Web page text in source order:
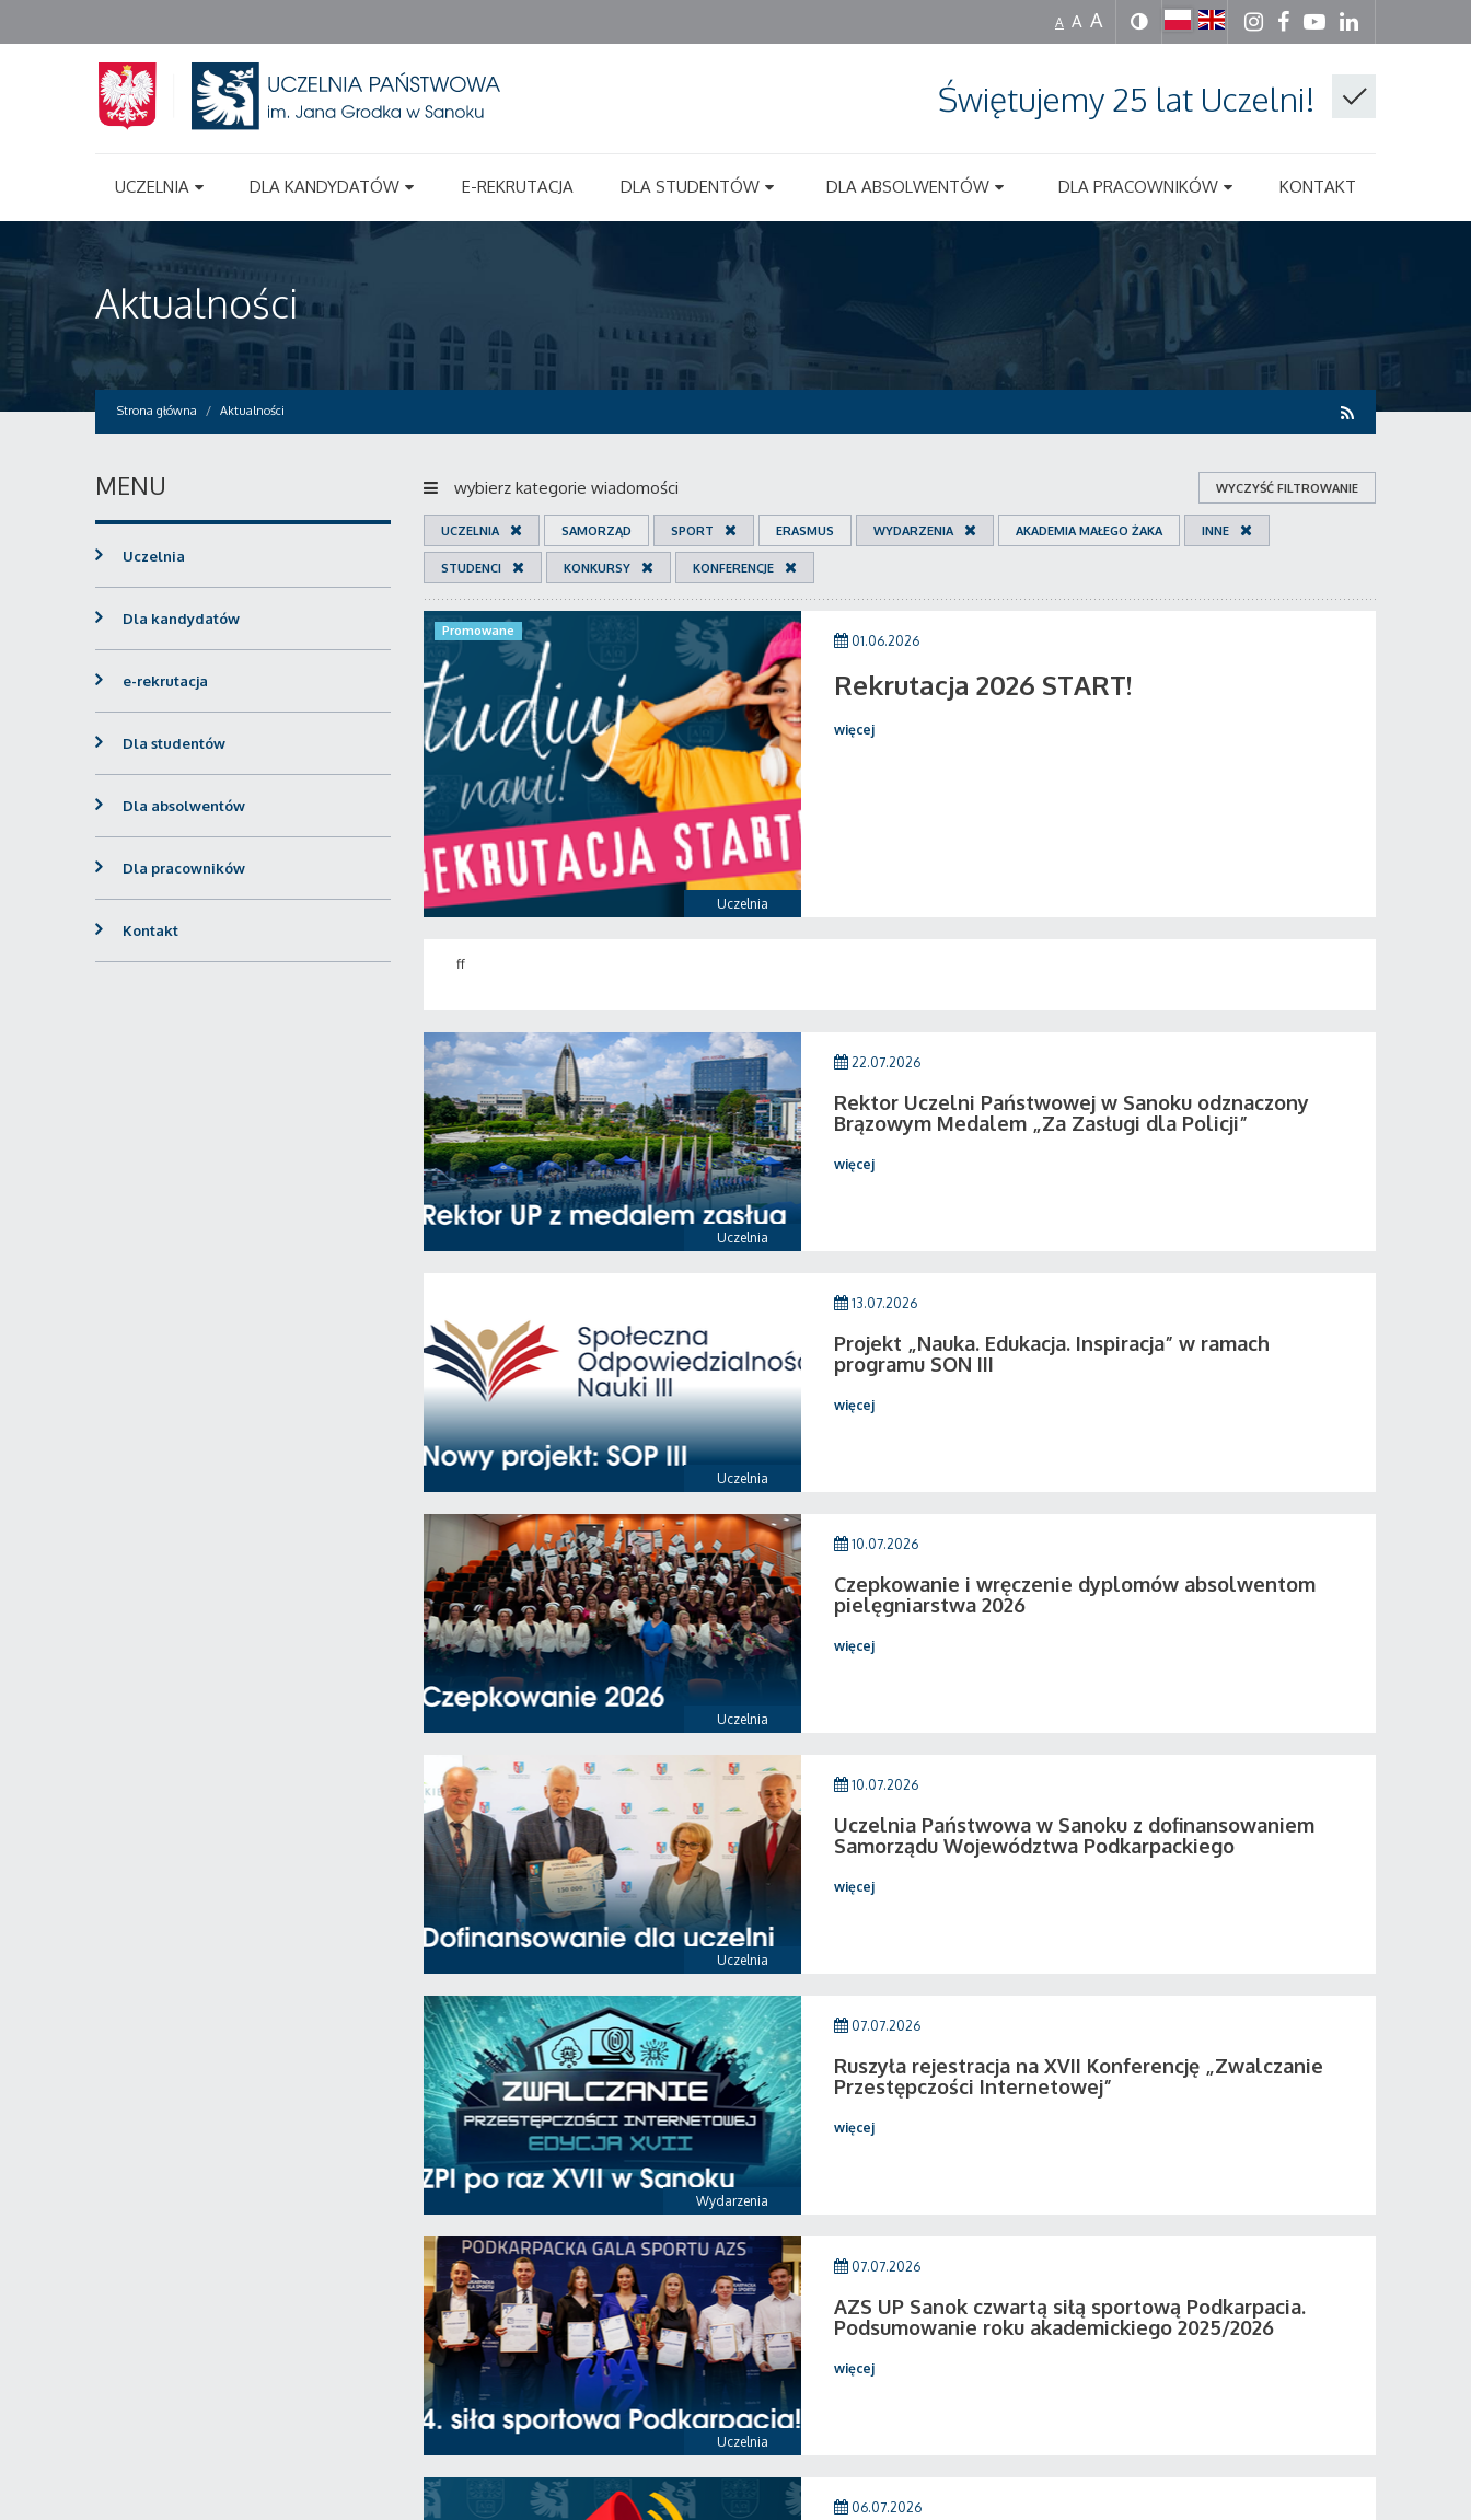
A A A
Świętujemy 25 lat Uczelni!
UCZELNIA DLA KANDYDATÓW E-REKRUTACJA DLA STUDENTÓW DLA ABSOLWENTÓW DLA PRACOWNIKÓW KONTAKT
Aktualności
Strona główna Aktualności
wybierz kategorie wiadomości WYCZYŚĆ FILTROWANIE
UCZELNIA SAMORZĄD SPORT ERASMUS WYDARZENIA AKADEMIA MAŁEGO ŻAKA INNE
STUDENCI KONKURSY KONFERENCJE
Uczelnia
Promowane
01.06.2026
Rekrutacja 2026 START!
więcej
ff
Uczelnia
22.07.2026
Rektor Uczelni Państwowej w Sanoku odznaczony
Brązowym Medalem „Za Zasługi dla Policji”
więcej
Uczelnia
13.07.2026
Projekt „Nauka. Edukacja. Inspiracja” w ramach
programu SON III
więcej
Uczelnia
10.07.2026
Czepkowanie i wręczenie dyplomów absolwentom
pielęgniarstwa 2026
więcej
Uczelnia
10.07.2026
Uczelnia Państwowa w Sanoku z dofinansowaniem
Samorządu Województwa Podkarpackiego
więcej
Wydarzenia
07.07.2026
Ruszyła rejestracja na XVII Konferencję „Zwalczanie
Przestępczości Internetowej”
więcej
Uczelnia
07.07.2026
AZS UP Sanok czwartą siłą sportową Podkarpacia.
Podsumowanie roku akademickiego 2025/2026
więcej
06.07.2026
MENU
Uczelnia
Dla kandydatów
e-rekrutacja
Dla studentów
Dla absolwentów
Dla pracowników
Kontakt